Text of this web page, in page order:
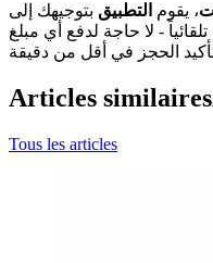
، يقوم التطبيق بتوجيهك إلى
- لا حاجة لدفع أي مبلغ
Articles similaires
Tous les articles